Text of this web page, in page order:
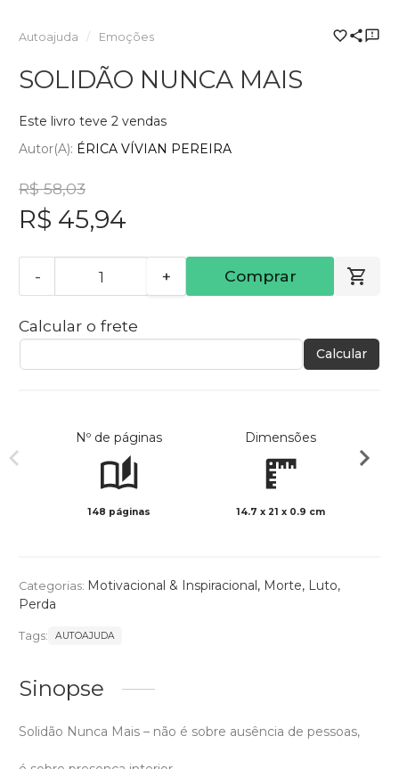
Autoajuda Emoções
SOLIDÃO NUNCA MAIS
Este livro teve 2 vendas
Autor(a): ÉRICA VÍVIAN PEREIRA
R$ 58,03
R$ 45,94
- + Comprar
Calcular o frete
Calcular
Nº de páginas
148 páginas
Dimensões
14.7 x 21 x 0.9 cm
Categorias: Motivacional & Inspiracional, Morte, Luto,
Perda
Tags: AUTOAJUDA
Sinopse
Solidão Nunca Mais – não é sobre ausência de pessoas,